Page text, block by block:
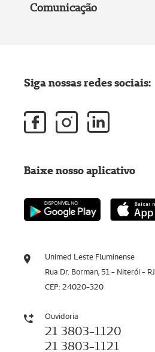
Comunicação
Unimed Leste Fluminense
Rua Dr. Borman, 51 - Niterói - RJ
CEP: 24020-320
Ouvidoria
21 3803-1120
21 3803-1121
Siga nossas redes sociais:
Baixe nosso aplicativo